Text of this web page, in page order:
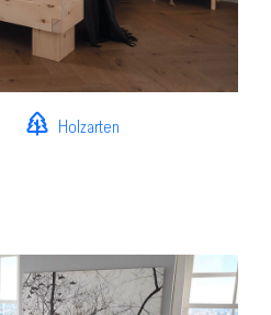
Holzarten